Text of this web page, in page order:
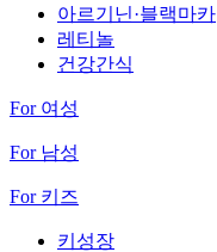
아르기닌·블랙마카
레티놀
건강간식
For 여성
For 남성
For 키즈
키성장